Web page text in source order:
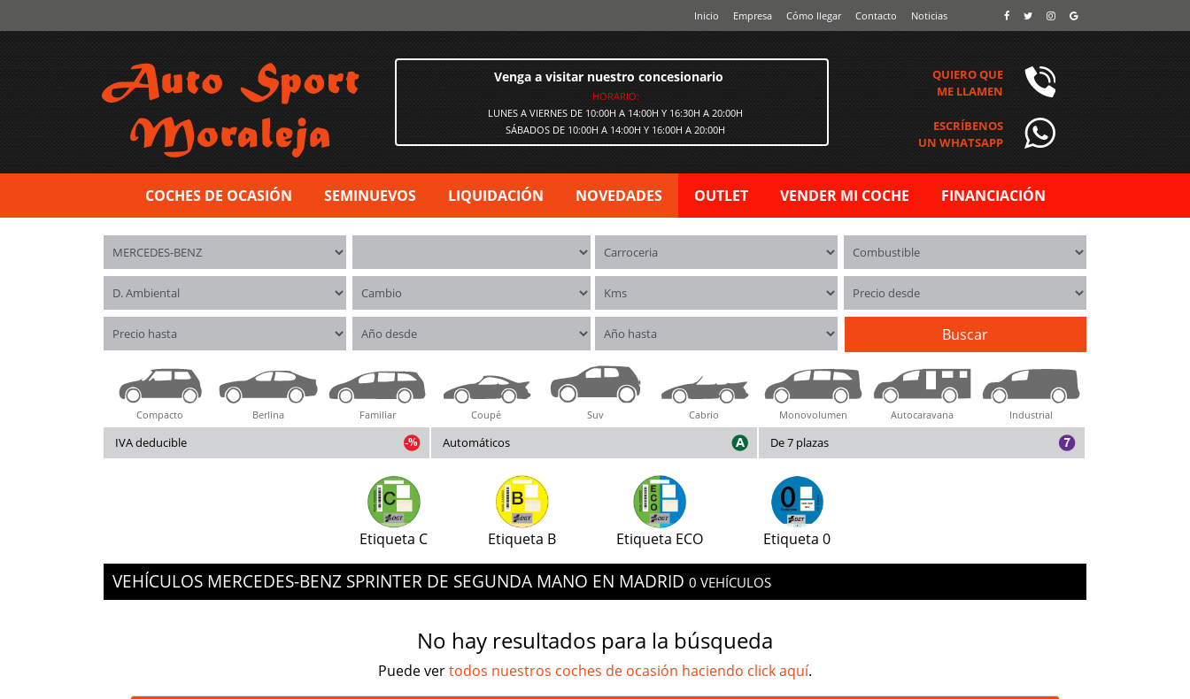
Inicio Empresa Cómo llegar Contacto Noticias
Venga a visitar nuestro concesionario
HORARIO:
LUNES A VIERNES DE 10:00H A 14:00H Y 16:30H A 20:00H
SÁBADOS DE 10:00H A 14:00H Y 16:00H A 20:00H
QUIERO QUE
ME LLAMEN
ESCRÍBENOS
UN WHATSAPP
COCHES DE OCASIÓN SEMINUEVOS LIQUIDACIÓN NOVEDADES OUTLET VENDER MI COCHE FINANCIACIÓN
Marca Carrocerías Combustible
Distintivo ambiental Cambio Kms Precio desde
Precio hasta Año desde Año hasta Buscar
Compacto Berlina Familiar Coupé Suv Cabrio Monovolumen Autocaravana Industrial
IVA deducible Automáticos De 7 plazas
Etiqueta C Etiqueta B Etiqueta ECO Etiqueta 0
VEHÍCULOS MERCEDES-BENZ SPRINTER DE SEGUNDA MANO EN MADRID 0 VEHÍCULOS
No hay resultados para la búsqueda
Puede vertodos nuestros coches de ocasión haciendo click aquí.